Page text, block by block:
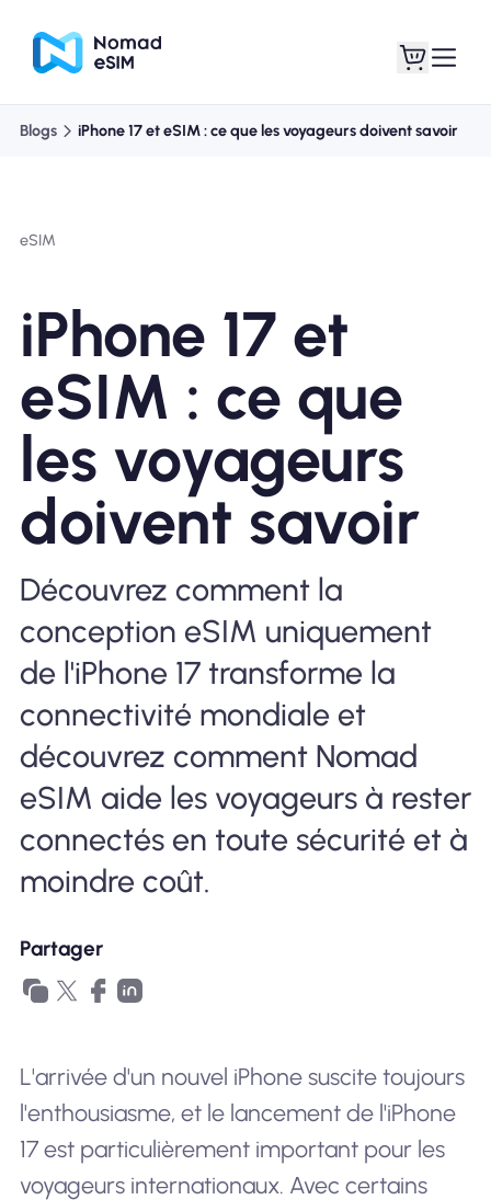
Forfaits
À propos de l'eSIM
Pourquoi Nomad eSIM
Utiliser une eSIM
Pour le business
Blogs iPhone 17 et eSIM : ce que les voyageurs doivent savoir
eSIM
iPhone 17 et
eSIM : ce que
les voyageurs
doivent savoir
Découvrez comment la
conception eSIM uniquement
de l'iPhone 17 transforme la
connectivité mondiale et
découvrez comment Nomad
eSIM aide les voyageurs à rester
connectés en toute sécurité et à
moindre coût.
Partager
L'arrivée d'un nouvel iPhone suscite toujours
l'enthousiasme, et le lancement de l'iPhone
17 est particulièrement important pour les
voyageurs internationaux. Avec certains